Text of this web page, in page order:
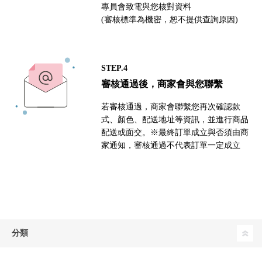
專員會致電與您核對資料
(審核標準為機密，恕不提供查詢原因)
STEP.4
審核通過後，商家會與您聯繫
若審核通過，商家會聯繫您再次確認款
式、顏色、配送地址等資訊，並進行商品
配送或面交。※最終訂單成立與否須由商
家通知，審核通過不代表訂單一定成立
分類